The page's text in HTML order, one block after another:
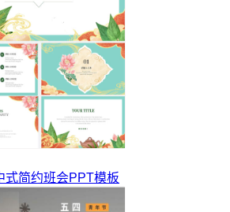
式简约班会PPT模板